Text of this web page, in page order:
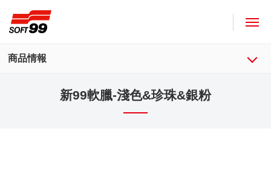
商品情報
新99軟臘-淺色&珍珠&銀粉